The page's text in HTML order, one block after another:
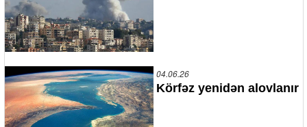
04.06.26
Körfəz yenidən alovlanır